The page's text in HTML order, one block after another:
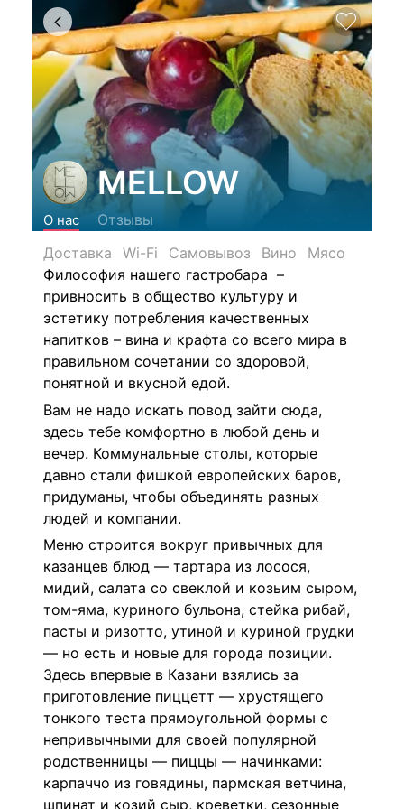
MELLOW
О нас
Отзывы
Доставка
Wi-Fi Самовывоз Вино
Мясо
Философия нашего гастробара –
привносить в общество культуру и
эстетику потребления качественных
напитков – вина и крафта со всего мира в
правильном сочетании со здоровой,
понятной и вкусной едой.
Вам не надо искать повод зайти сюда,
здесь тебе комфортно в любой день и
вечер. Коммунальные столы, которые
давно стали фишкой европейских баров,
придуманы, чтобы объединять разных
людей и компании.
Меню строится вокруг привычных для
казанцев блюд — тартара из лосося,
мидий, салата со свеклой и козьим сыром,
том-яма, куриного бульона, стейка рибай,
пасты и ризотто, утиной и куриной грудки
— но есть и новые для города позиции.
Здесь впервые в Казани взялись за
приготовление пиццетт — хрустящего
тонкого теста прямоугольной формы с
непривычными для своей популярной
родственницы — пиццы — начинками:
карпаччо из говядины, пармская ветчина,
шпинат и козий сыр, креветки, сезонные